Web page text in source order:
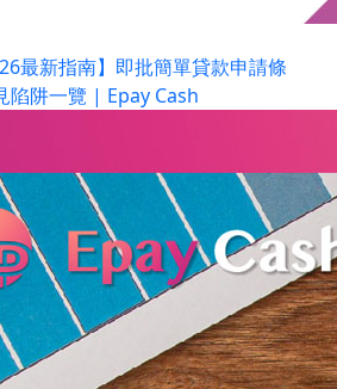
最新指南】即批簡單貸款申請條
陷阱一覽 | Epay Cash